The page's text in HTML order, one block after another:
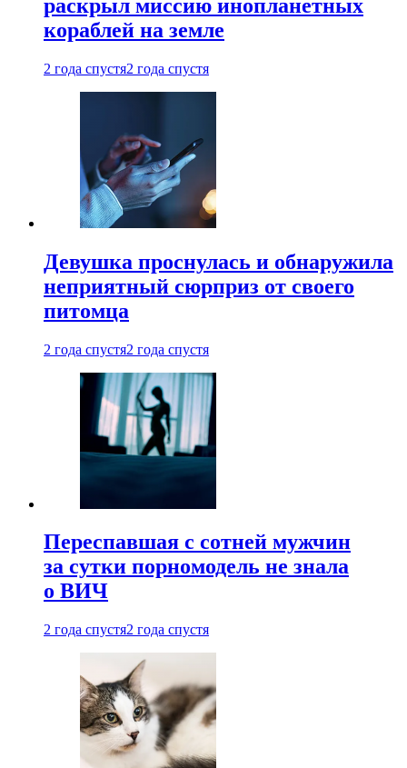
раскрыл миссию инопланетных
кораблей на земле
2 года спустя2 года спустя
Девушка проснулась и обнаружила
неприятный сюрприз от своего
питомца
2 года спустя2 года спустя
Переспавшая с сотней мужчин
за сутки порномодель не знала
о ВИЧ
2 года спустя2 года спустя